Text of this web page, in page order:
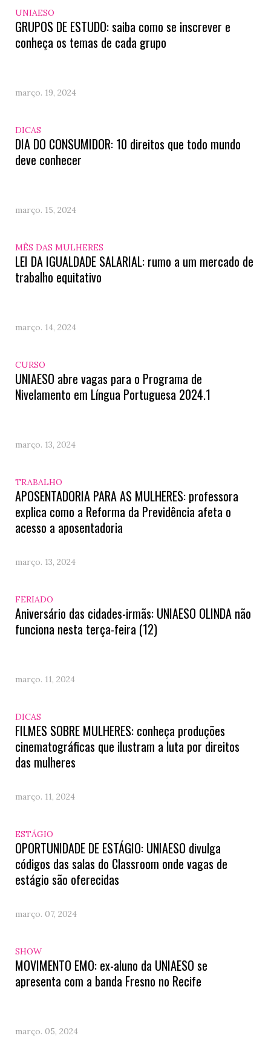
UNIAESO
GRUPOS DE ESTUDO: saiba como se inscrever e
conheça os temas de cada grupo
março. 19, 2024
DICAS
DIA DO CONSUMIDOR: 10 direitos que todo mundo
deve conhecer
março. 15, 2024
MÊS DAS MULHERES
LEI DA IGUALDADE SALARIAL: rumo a um mercado de
trabalho equitativo
março. 14, 2024
CURSO
UNIAESO abre vagas para o Programa de
Nivelamento em Língua Portuguesa 2024.1
março. 13, 2024
TRABALHO
APOSENTADORIA PARA AS MULHERES: professora
explica como a Reforma da Previdência afeta o
acesso a aposentadoria
março. 13, 2024
FERIADO
Aniversário das cidades-irmãs: UNIAESO OLINDA não
funciona nesta terça-feira (12)
março. 11, 2024
DICAS
FILMES SOBRE MULHERES: conheça produções
cinematográficas que ilustram a luta por direitos
das mulheres
março. 11, 2024
ESTÁGIO
OPORTUNIDADE DE ESTÁGIO: UNIAESO divulga
códigos das salas do Classroom onde vagas de
estágio são oferecidas
março. 07, 2024
SHOW
MOVIMENTO EMO: ex-aluno da UNIAESO se
apresenta com a banda Fresno no Recife
março. 05, 2024